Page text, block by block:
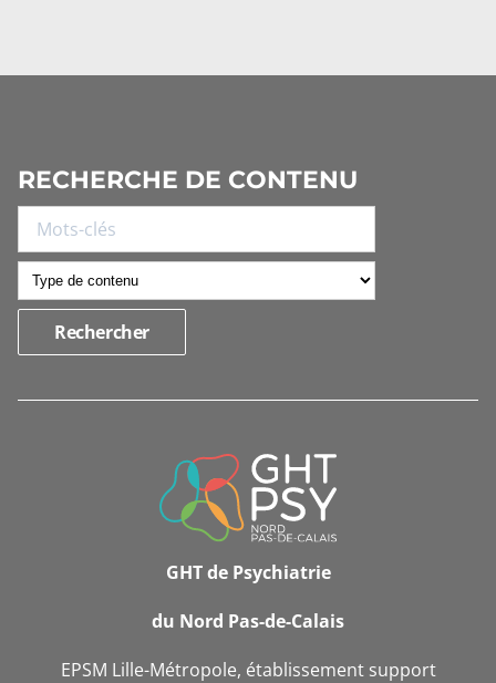
RECHERCHE DE CONTENU
INFORMATIONS
GHT de Psychiatrie
du Nord Pas-de-Calais
EPSM Lille-Métropole, établissement support